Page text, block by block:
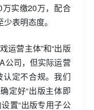
万实缴20万，配合
表明态度。
运营主体”和“出版
公司，但实际运营
认定不合规。我们
定好“出版主体即
置“出版专用子公